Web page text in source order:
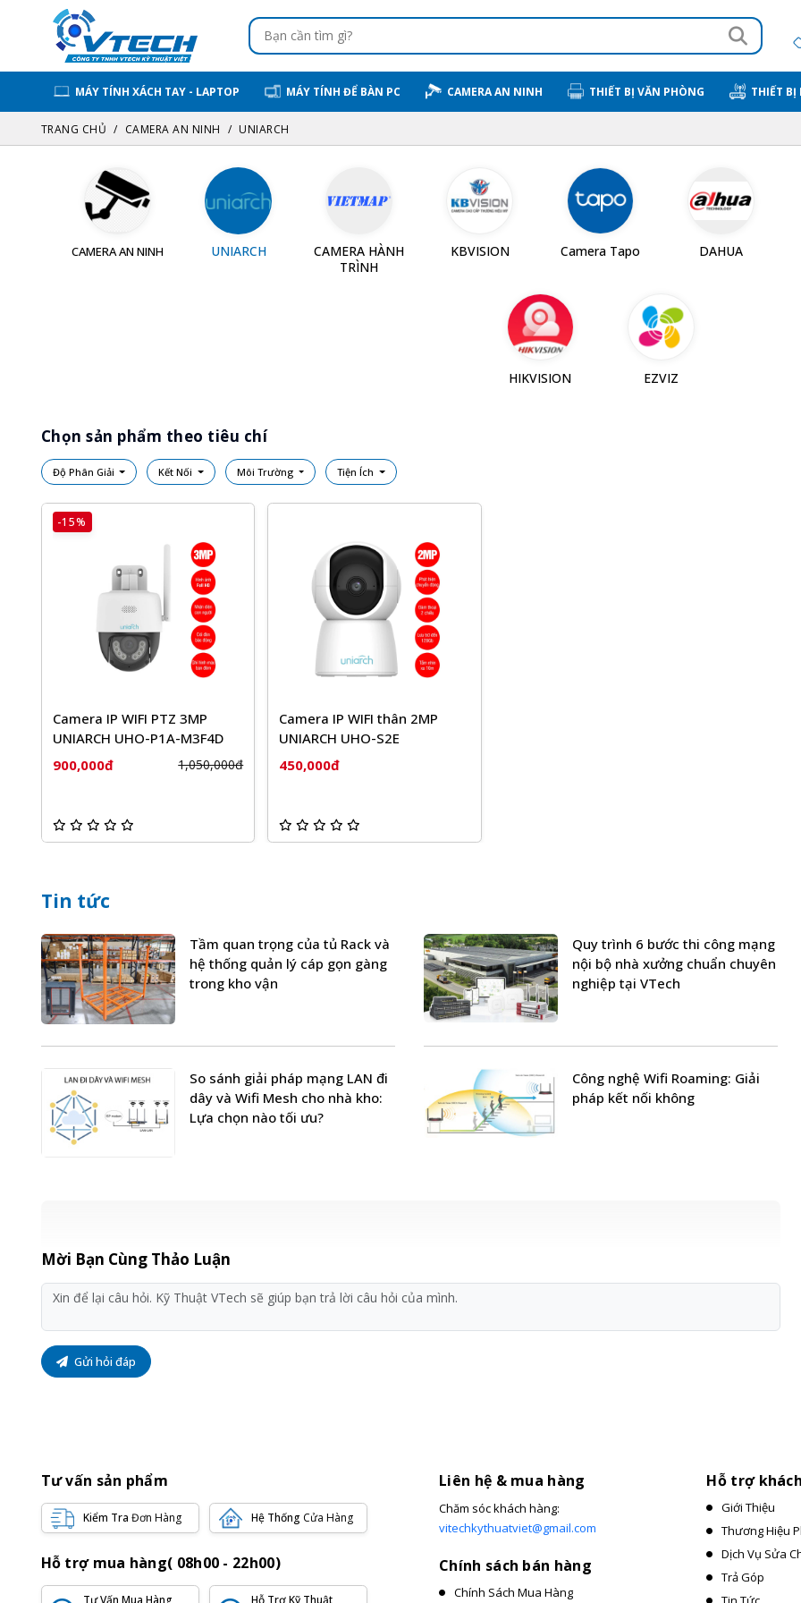
MÁY TÍNH XÁCH TAY - LAPTOP MÁY TÍNH ĐỂ BÀN PC CAMERA AN NINH THIẾT BỊ VĂN PHÒNG THIẾT BỊ
TRANG CHỦ CAMERA AN NINH UNIARCH
CAMERA AN NINH UNIARCH
CAMERA HÀNH
TRÌNH
KBVISION Camera Tapo DAHUA
HIKVISION EZVIZ
Chọn sản phẩm theo tiêu chí
Độ Phân Giải Kết Nối Môi Trường Tiện Ích
-15%
Camera IP WIFI PTZ 3MP
UNIARCH UHO-P1A-M3F4D
900,000đ
1,050,000đ
Camera IP WIFI thân 2MP
UNIARCH UHO-S2E
450,000đ
Tin tức
Tầm quan trọng của tủ Rack và
hệ thống quản lý cáp gọn gàng
trong kho vận
Quy trình 6 bước thi công mạng
nội bộ nhà xưởng chuẩn chuyên
nghiệp tại VTech
So sánh giải pháp mạng LAN đi
dây và Wifi Mesh cho nhà kho:
Lựa chọn nào tối ưu?
Công nghệ Wifi Roaming: Giải
pháp kết nối không
Mời Bạn Cùng Thảo Luận
Gửi hỏi đáp
Tư vấn sản phẩm
Kiểm Tra Đơn Hàng Hệ Thống Cửa Hàng
Hỗ trợ mua hàng( 08h00 - 22h00)
Liên hệ & mua hàng
Chăm sóc khách hàng:
vitechkythuatviet@gmail.com
Chính sách bán hàng
Chính Sách Mua Hàng
Hỗ trợ
Giới Thiệu
Thương Hiệu
Dịch Vụ Sửa
Trả Góp